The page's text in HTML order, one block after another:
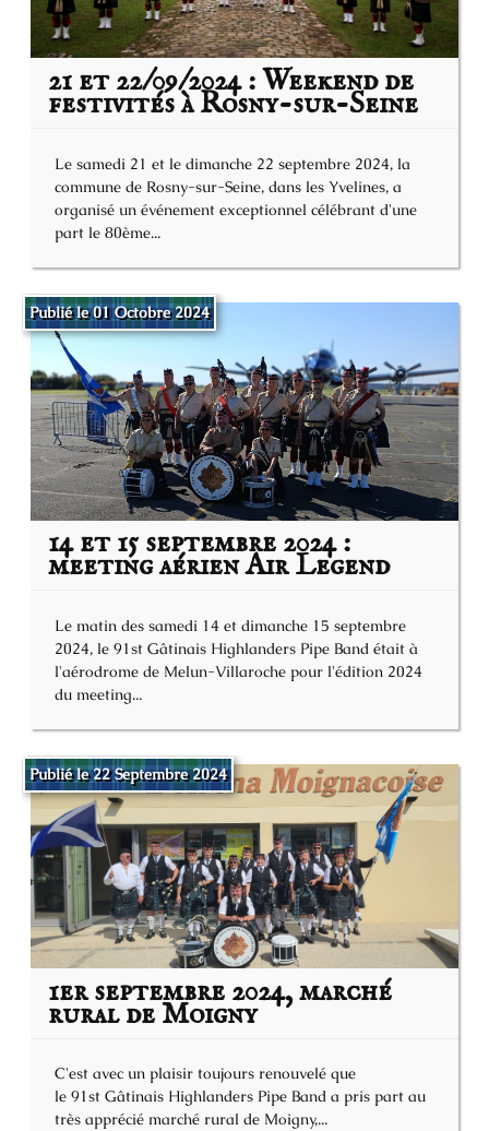
21 et 22/09/2024 : Weekend de
festivités à Rosny-sur-Seine
Le samedi 21 et le dimanche 22 septembre 2024, la
commune de Rosny-sur-Seine, dans les Yvelines, a
organisé un événement exceptionnel célébrant d'une
part le 80ème...
14 et 15 septembre 2024 :
meeting aérien Air Legend
Publié le 01 Octobre 2024
Le matin des samedi 14 et dimanche 15 septembre
2024, le 91st Gâtinais Highlanders Pipe Band était à
l'aérodrome de Melun-Villaroche pour l'édition 2024
du meeting...
1er septembre 2024, marché
rural de Moigny
Publié le 22 Septembre 2024
C'est avec un plaisir toujours renouvelé que
le 91st Gâtinais Highlanders Pipe Band a pris part au
très apprécié marché rural de Moigny,...